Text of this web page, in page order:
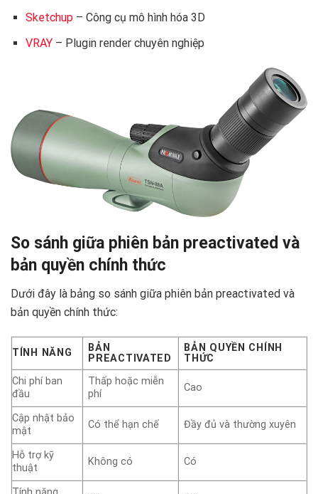
Sketchup– Công cụ mô hình hóa 3D
VRAY– Plugin render chuyên nghiệp
So sánh giữa phiên bản preactivated và
bản quyền chính thức
Dưới đây là bảng so sánh giữa phiên bản preactivated và
bản quyền chính thức:
TÍNH NĂNG
BẢN
PREACTIVATED
BẢN QUYỀN CHÍNH
THỨC
Chi phí ban
đầu
Thấp hoặc miễn
phí
Cao
Cập nhật bảo
mật
Có thể hạn chế Đầy đủ và thường xuyên
Hỗ trợ kỹ
thuật
Không có Có